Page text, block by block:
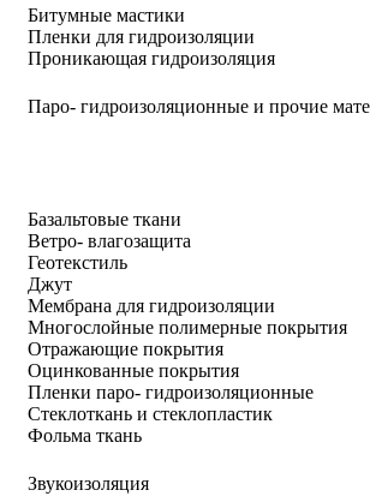
Битумные мастики
Пленки для гидроизоляции
Проникающая гидроизоляция
Паро- гидроизоляционные и прочие
Базальтовые ткани
Ветро- влагозащита
Геотекстиль
Джут
Мембрана для гидроизоляции
Многослойные полимерные покрытия
Отражающие покрытия
Оцинкованные покрытия
Пленки паро- гидроизоляционные
Стеклоткань и стеклопластик
Фольма ткань
Звукоизоляция